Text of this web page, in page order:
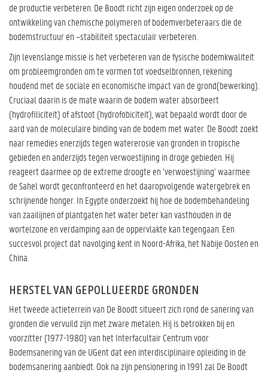
de productie verbeteren. De Boodt richt zijn eigen onderzoek op de
ontwikkeling van chemische polymeren of bodemverbeteraars die de
bodemstructuur en –stabiliteit spectaculair verbeteren.
Zijn levenslange missie is het verbeteren van de fysische bodemkwaliteit
om probleemgronden om te vormen tot voedselbronnen, rekening
houdend met de sociale en economische impact van de grond(bewerking).
Cruciaal daarin is de mate waarin de bodem water absorbeert
(hydrofiliciteit) of afstoot (hydrofobiciteit), wat bepaald wordt door de
aard van de moleculaire binding van de bodem met water. De Boodt zoekt
naar remedies enerzijds tegen watererosie van gronden in tropische
gebieden en anderzijds tegen verwoestijning in droge gebieden. Hij
reageert daarmee op de extreme droogte en ‘verwoestijning’ waarmee
de Sahel wordt geconfronteerd en het daaropvolgende watergebrek en
schrijnende honger. In Egypte onderzoekt hij hoe de bodembehandeling
van zaailijnen of plantgaten het water beter kan vasthouden in de
wortelzone en verdamping aan de oppervlakte kan tegengaan. Een
succesvol project dat navolging kent in Noord-Afrika, het Nabije Oosten en
China.
HERSTEL VAN GEPOLLUEERDE GRONDEN
Het tweede actieterrein van De Boodt situeert zich rond de sanering van
gronden die vervuild zijn met zware metalen. Hij is betrokken bij en
voorzitter (1977-1980) van het Interfacultair Centrum voor
Bodemsanering van de UGent dat een interdisciplinaire opleiding in de
bodemsanering aanbiedt. Ook na zijn pensionering in 1991 zal De Boodt